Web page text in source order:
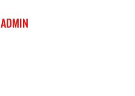
ADMIN